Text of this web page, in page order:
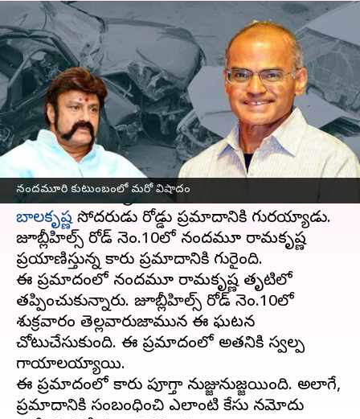
నందమూరి కుటుంబంలో మరో విషాదం
నందమూరి కుటుంబంలో మరో
విషాదం- హీరో బాలకృష్ణ సోదరుడికి
యాక్సిడెంట్
వ్రాసిన వారు Stalin Feb 11, 2023 06:32 pm
ఈ వార్తాకథనం ఏంటి
నందమూరి కుటుంబంలో మరో విషాదం
చోటుచేసుకుంది. ప్రముఖ సినీనటుడునందమూరి
బాలకృష్ణసోదరుడు రోడ్డు ప్రమాదానికి గురయ్యాడు.
జూబ్లీహిల్స్ రోడ్ నెం.10లో నందమూరి రామకృష్ణ
ప్రయాణిస్తున్న కారు ప్రమాదానికి గురైంది.
ఈ ప్రమాదంలో నందమూరి రామకృష్ణ తృటిలో
తప్పించుకున్నారు. జూబ్లీహిల్స్‌ రోడ్‌ నెం.10లో
శుక్రవారం తెల్లవారుజామున ఈ ఘటన
చోటుచేసుకుంది. ఈ ప్రమాదంలో అతనికి స్వల్ప
గాయాలయ్యాయి.
ఈ ప్రమాదంలో కారు పూర్తిగా నుజ్జునుజ్జయింది. అలాగే,
ప్రమాదానికి సంబంధించి ఎలాంటి కేసు నమోదు